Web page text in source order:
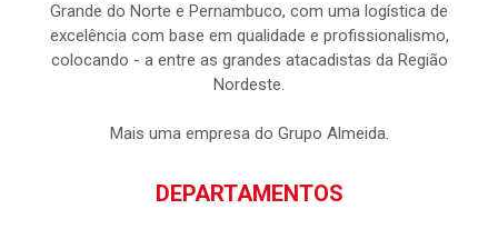
Grande do Norte e Pernambuco, com uma logística de
excelência com base em qualidade e profissionalismo,
colocando - a entre as grandes atacadistas da Região
Nordeste.
Mais uma empresa do Grupo Almeida.
DEPARTAMENTOS